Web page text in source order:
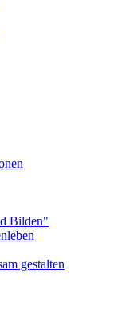
Bilden"
gestalten